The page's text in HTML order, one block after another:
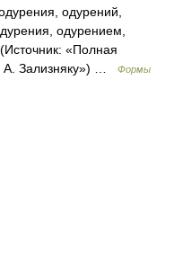
одурений,
одурением,
«Полная
А. Зализняку») …
Формы